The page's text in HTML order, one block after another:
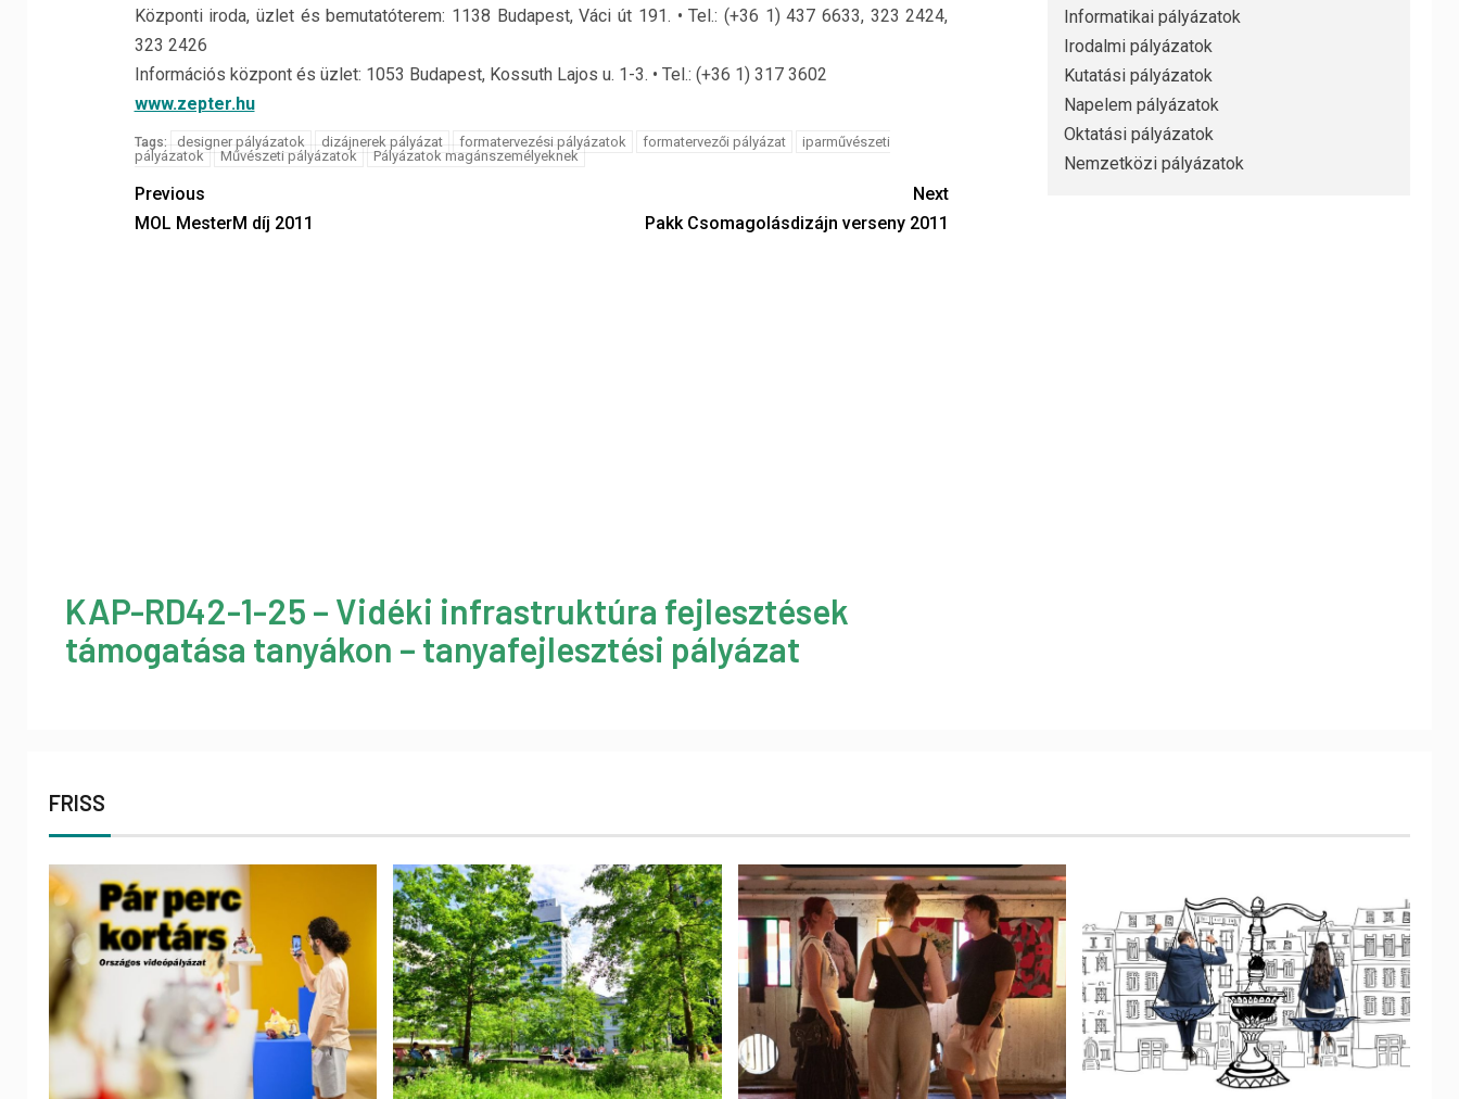
Központi iroda, üzlet és bemutatóterem: 1138 Budapest, Váci út 191. • Tel.: (+36 1) 437 6633, 323 2424,
323 2426
Információs központ és üzlet: 1053 Budapest, Kossuth Lajos u. 1-3. • Tel.: (+36 1) 317 3602
www.zepter.hu
Tags: designer pályázatok dizájnerek pályázat formatervezési pályázatok formatervezői pályázat
iparművészeti
pályázatok
Művészeti pályázatok Pályázatok magánszemélyeknek
Previous
MOL MesterM díj 2011
Next
Pakk Csomagolásdizájn verseny 2011
KAP-RD42-1-25 – Vidéki infrastruktúra fejlesztések
támogatása tanyákon – tanyafejlesztési pályázat
Informatikai pályázatok
Irodalmi pályázatok
Kutatási pályázatok
Napelem pályázatok
Oktatási pályázatok
Nemzetközi pályázatok
FRISS